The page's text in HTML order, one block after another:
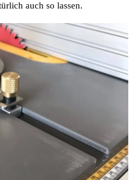
auch so lassen.